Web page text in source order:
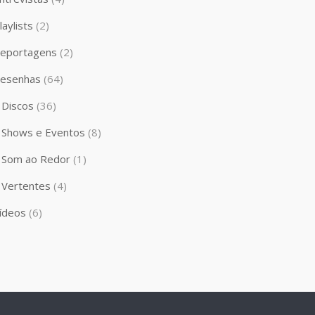
(2)
(2)
(64)
Discos (36)
Shows e Eventos (8)
Som ao Redor(1)
Vertentes (4)
(6)